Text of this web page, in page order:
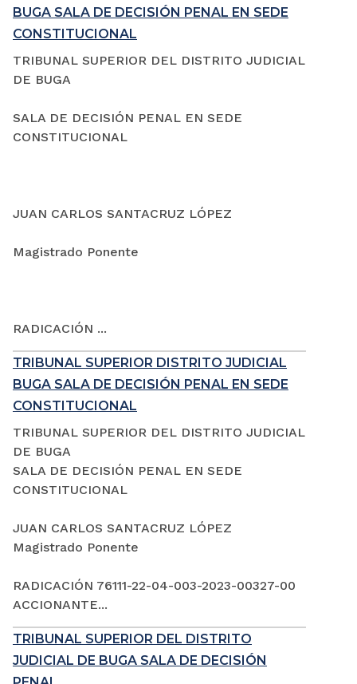
BUGA SALA DE DECISIÓN PENAL EN SEDE
CONSTITUCIONAL
TRIBUNAL SUPERIOR DEL DISTRITO JUDICIAL
DE BUGA
SALA DE DECISIÓN PENAL EN SEDE
CONSTITUCIONAL
JUAN CARLOS SANTACRUZ LÓPEZ
Magistrado Ponente
RADICACIÓN ...
TRIBUNAL SUPERIOR DISTRITO JUDICIAL
BUGA SALA DE DECISIÓN PENAL EN SEDE
CONSTITUCIONAL
TRIBUNAL SUPERIOR DEL DISTRITO JUDICIAL
DE BUGA
SALA DE DECISIÓN PENAL EN SEDE
CONSTITUCIONAL
JUAN CARLOS SANTACRUZ LÓPEZ
Magistrado Ponente
RADICACIÓN 76111-22-04-003-2023-00327-00
ACCIONANTE...
TRIBUNAL SUPERIOR DEL DISTRITO
JUDICIAL DE BUGA SALA DE DECISIÓN